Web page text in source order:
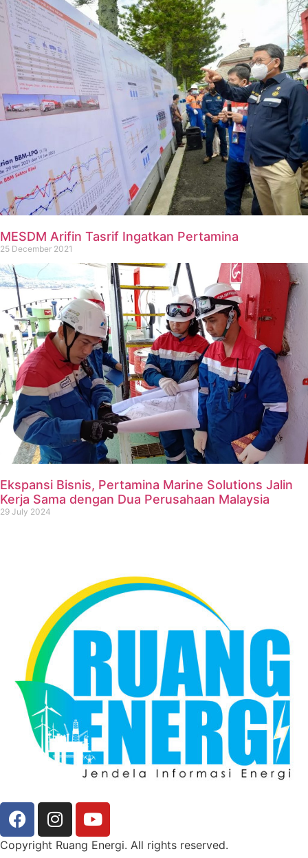
MESDM Arifin Tasrif Ingatkan Pertamina
25 December 2021
Ekspansi Bisnis, Pertamina Marine Solutions Jalin
Kerja Sama dengan Dua Perusahaan Malaysia
29 July 2024
Copyright Ruang Energi. All rights reserved.